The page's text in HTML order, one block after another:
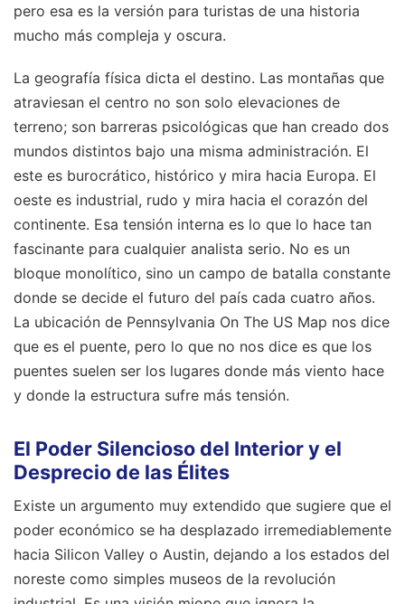
pero esa es la versión para turistas de una historia
mucho más compleja y oscura.
La geografía física dicta el destino. Las montañas que
atraviesan el centro no son solo elevaciones de
terreno; son barreras psicológicas que han creado dos
mundos distintos bajo una misma administración. El
este es burocrático, histórico y mira hacia Europa. El
oeste es industrial, rudo y mira hacia el corazón del
continente. Esa tensión interna es lo que lo hace tan
fascinante para cualquier analista serio. No es un
bloque monolítico, sino un campo de batalla constante
donde se decide el futuro del país cada cuatro años.
La ubicación de Pennsylvania On The US Map nos dice
que es el puente, pero lo que no nos dice es que los
puentes suelen ser los lugares donde más viento hace
y donde la estructura sufre más tensión.
El Poder Silencioso del Interior y el
Desprecio de las Élites
Existe un argumento muy extendido que sugiere que el
poder económico se ha desplazado irremediablemente
hacia Silicon Valley o Austin, dejando a los estados del
noreste como simples museos de la revolución